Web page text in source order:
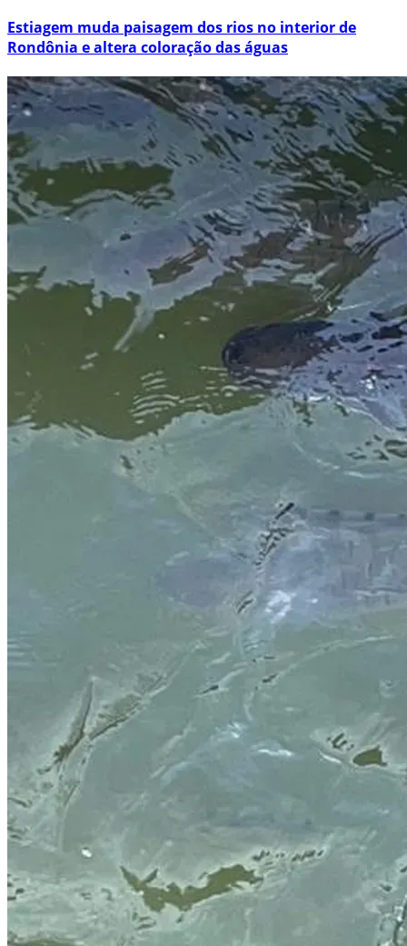
Estiagem muda paisagem dos rios no interior de
Rondônia e altera coloração das águas